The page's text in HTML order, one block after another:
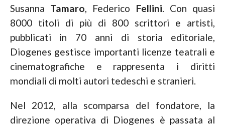
Susanna Tamaro, Federico Fellini. Con quasi
8000 titoli di più di 800 scrittori e artisti,
pubblicati in 70 anni di storia editoriale,
Diogenes gestisce importanti licenze teatrali e
cinematografiche e rappresenta i diritti
mondiali di molti autori tedeschi e stranieri.
Nel 2012, alla scomparsa del fondatore, la
direzione operativa di Diogenes è passata al